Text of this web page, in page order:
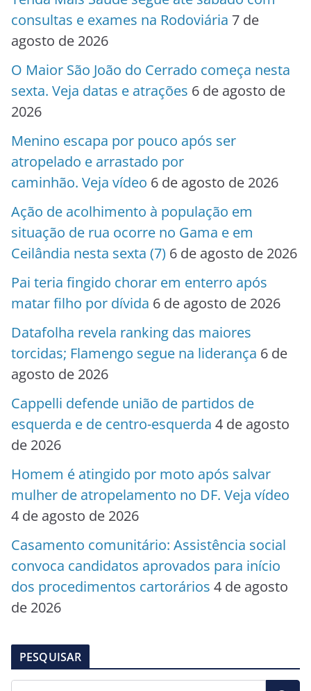
consultas e exames na Rodoviária 7 de
agosto de 2026
O Maior São João do Cerrado começa nesta
sexta. Veja datas e atrações 6 de agosto de
2026
Menino escapa por pouco após ser
atropelado e arrastado por
caminhão. Veja vídeo 6 de agosto de 2026
Ação de acolhimento à população em
situação de rua ocorre no Gama e em
Ceilândia nesta sexta (7) 6 de agosto de 2026
Pai teria fingido chorar em enterro após
matar filho por dívida 6 de agosto de 2026
Datafolha revela ranking das maiores
torcidas; Flamengo segue na liderança 6 de
agosto de 2026
Cappelli defende união de partidos de
esquerda e de centro-esquerda 4 de agosto
de 2026
Homem é atingido por moto após salvar
mulher de atropelamento no DF. Veja vídeo
4 de agosto de 2026
Casamento comunitário: Assistência social
convoca candidatos aprovados para início
dos procedimentos cartorários 4 de agosto
de 2026
PESQUISAR